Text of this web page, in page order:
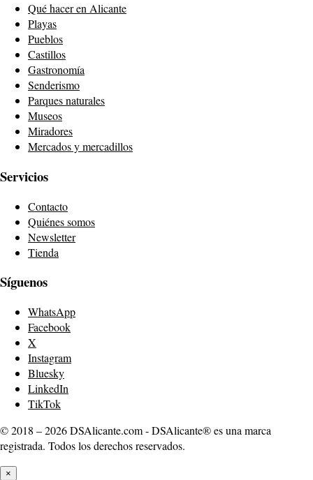
Qué hacer en Alicante
Playas
Pueblos
Castillos
Gastronomía
Senderismo
Parques naturales
Museos
Miradores
Mercados y mercadillos
Servicios
Contacto
Quiénes somos
Newsletter
Tienda
Síguenos
WhatsApp
Facebook
X
Instagram
Bluesky
LinkedIn
TikTok
© 2018 – 2026 DSAlicante.com - DSAlicante® es una marca
registrada. Todos los derechos reservados.
×